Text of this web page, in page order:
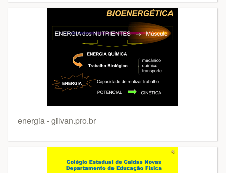
energia - gilvan.pro.br